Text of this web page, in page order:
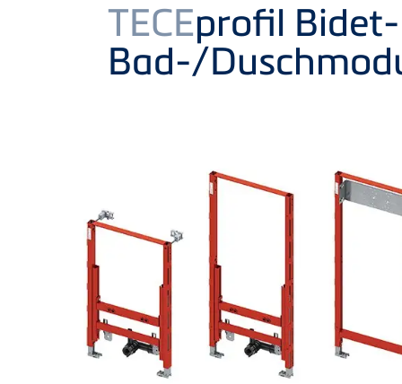
TECEprofil
Bad-/